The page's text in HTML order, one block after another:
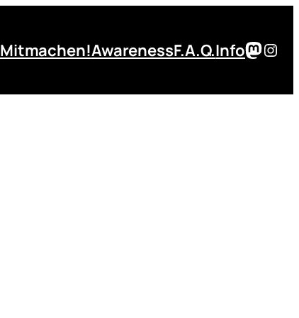
Mitmachen!AwarenessF.A.Q.Info